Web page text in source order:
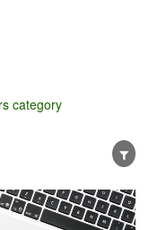
category